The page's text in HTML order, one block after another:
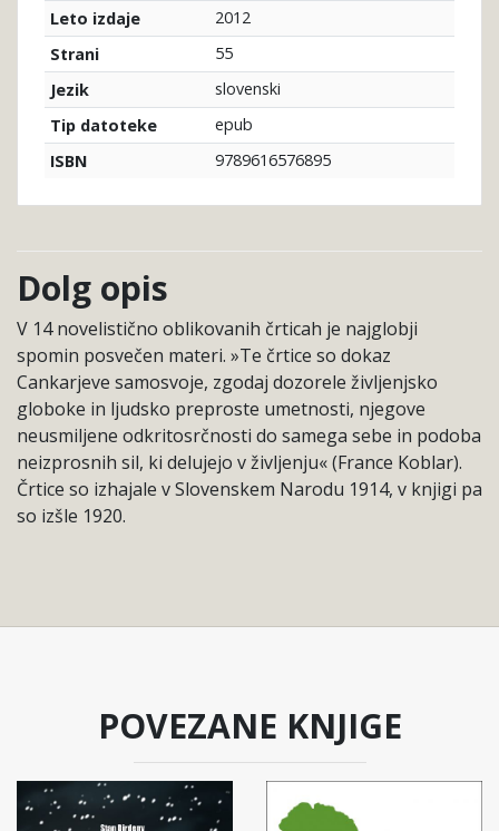
Leto izdaje
2012
Strani
55
Jezik
slovenski
Tip datoteke
epub
ISBN
9789616576895
Dolg opis
V 14 novelistično oblikovanih črticah je najglobji
spomin posvečen materi. »Te črtice so dokaz
Cankarjeve samosvoje, zgodaj dozorele življenjsko
globoke in ljudsko preproste umetnosti, njegove
neusmiljene odkritosrčnosti do samega sebe in podoba
neizprosnih sil, ki delujejo v življenju« (France Koblar).
Črtice so izhajale v Slovenskem Narodu 1914, v knjigi pa
so izšle 1920.
POVEZANE KNJIGE